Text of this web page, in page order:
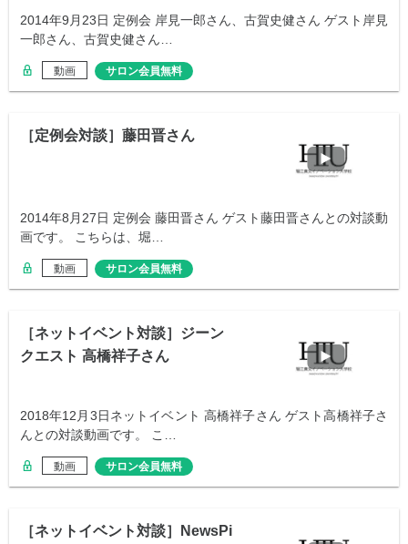
2014年9月23日 定例会 岸見一郎さん、古賀史健さん ゲスト岸見
一郎さん、古賀史健さん…
動画 サロン会員無料
［定例会対談］藤田晋さん
2014年8月27日 定例会 藤田晋さん ゲスト藤田晋さんとの対談動
画です。 こちらは、堀…
動画 サロン会員無料
［ネットイベント対談］ジーン
クエスト 高橋祥子さん
2018年12月3日ネットイベント 高橋祥子さん ゲスト高橋祥子さ
んとの対談動画です。 こ…
動画 サロン会員無料
［ネットイベント対談］NewsPi